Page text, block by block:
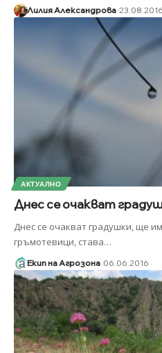
Лилия Александрова 23.08.2016
АКТУАЛНО
Днес се очакват
Днес се очакват градушки, ще
гръмотевици, става…
Екип на Агрозона 06.06.2016